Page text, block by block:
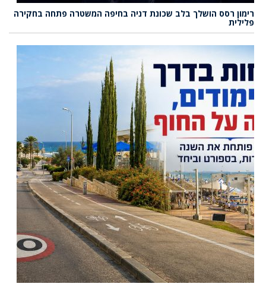
רימון רסס הושלך בלב שכונת דניה בחיפה המשטרה פתחה בחקירה
פלילית